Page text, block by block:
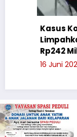
Kasus
Limpahkan
Rp242 Miliar
16 Juni 2026